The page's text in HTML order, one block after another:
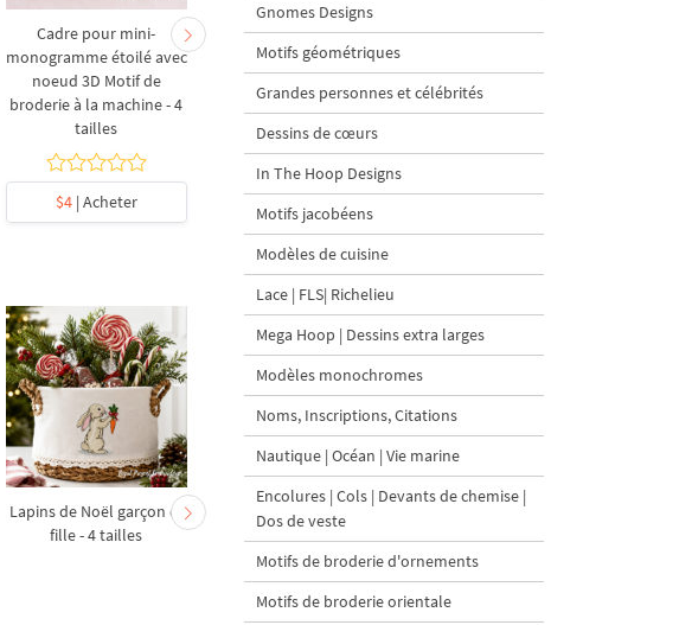
Cadre pour mini-
monogramme étoilé avec
noeud 3D Motif de
broderie à la machine - 4
tailles
$4| Acheter
Cadre monogramme
ovale avec noeud 3D
Motif de broderie
machine - 4 размера
$4| Acheter
Monogramme rond
Lapins de Noël garçon et
fille - 4 tailles
Chevreau au nœud rouge
tailles
Sapin de Noël en sac
Gnomes Designs
Motifs géométriques
Grandes personnes et célébrités
Dessins de cœurs
In The Hoop Designs
Motifs jacobéens
Modèles de cuisine
Lace | FLS| Richelieu
Mega Hoop | Dessins extra larges
Modèles monochromes
Noms, Inscriptions, Citations
Nautique | Océan | Vie marine
Encolures | Cols | Devants de chemise |
Dos de veste
Motifs de broderie d'ornements
Motifs de broderie orientale